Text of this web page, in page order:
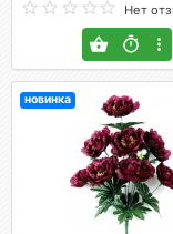
Нет
новинка